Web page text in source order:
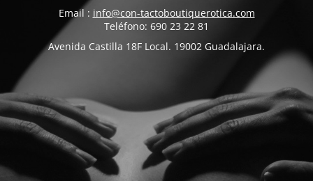
Email : info@con-tactoboutiquerotica.com
Teléfono: 690 23 22 81
Avenida Castilla 18F Local. 19002 Guadalajara.